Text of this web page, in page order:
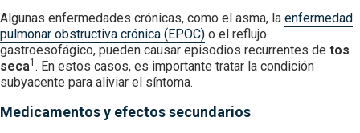
Algunas enfermedades crónicas, como el asma, la enfermedad
pulmonar obstructiva crónica (EPOC) o el reflujo
gastroesofágico, pueden causar episodios recurrentes de tos
seca1 . En estos casos, es importante tratar la condición
subyacente para aliviar el síntoma.
Medicamentos y efectos secundarios